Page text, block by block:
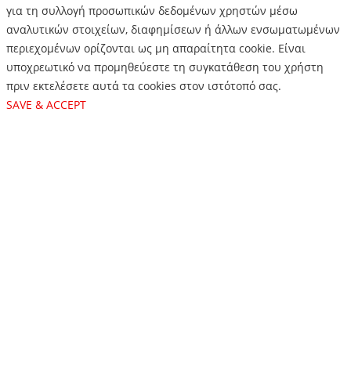
για τη συλλογή προσωπικών δεδομένων χρηστών μέσω
αναλυτικών στοιχείων, διαφημίσεων ή άλλων ενσωματωμένων
περιεχομένων ορίζονται ως μη απαραίτητα cookie. Είναι
υποχρεωτικό να προμηθεύεστε τη συγκατάθεση του χρήστη
πριν εκτελέσετε αυτά τα cookies στον ιστότοπό σας.
SAVE & ACCEPT